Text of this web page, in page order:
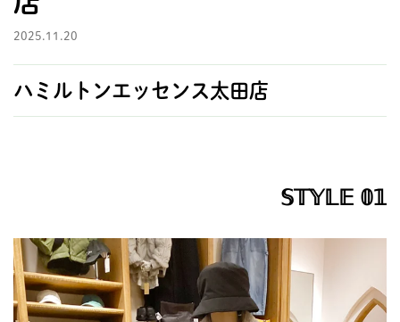
2025.11.20
ハミルトンエッセンス太田店
𝕊𝕋𝕐𝕃𝔼 𝟘𝟙